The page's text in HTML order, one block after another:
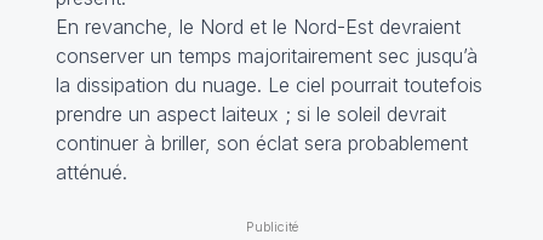
En revanche, le Nord et le Nord-Est devraient
conserver un temps majoritairement sec jusqu’à
la dissipation du nuage. Le ciel pourrait toutefois
prendre un aspect laiteux ; si le soleil devrait
continuer à briller, son éclat sera probablement
atténué.